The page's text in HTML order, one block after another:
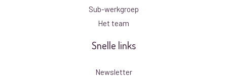
Sub-werkgroep
Het team
Snelle links
Newsletter